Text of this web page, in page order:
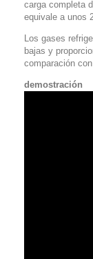
carga completa
equivale a unos
Los gases
bajas y
comparación
demostración